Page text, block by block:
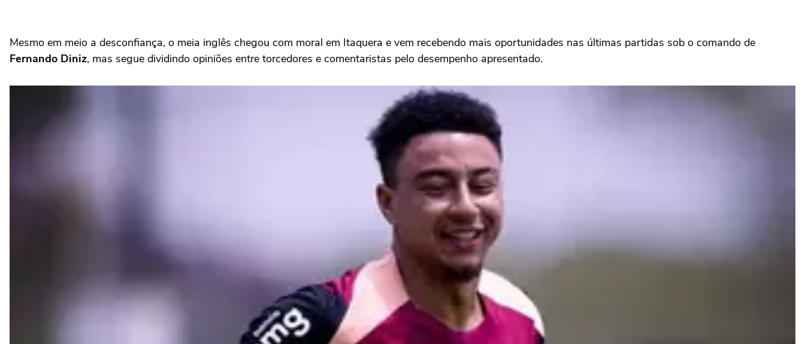
Mesmo em meio a desconfiança, o meia inglês chegou com moral em Itaquera e vem recebendo mais oportunidades nas últimas partidas sob o comando de
Fernando Diniz, mas segue dividindo opiniões entre torcedores e comentaristas pelo desempenho apresentado.